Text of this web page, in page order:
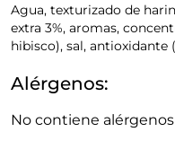
Agua, texturizado de
extra 3%, aromas,
hibisco), sal, antioxidante
Alérgenos:
No contiene alérgenos